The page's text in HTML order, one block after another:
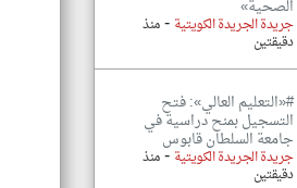
الصحية»
جريدة الجريدة الكويتية -منذ
دقيقتين
#«التعليم العالي»: فتح
التسجيل بمنح دراسية في
جامعة السلطان قابوس
جريدة الجريدة الكويتية-منذ
دقيقتين